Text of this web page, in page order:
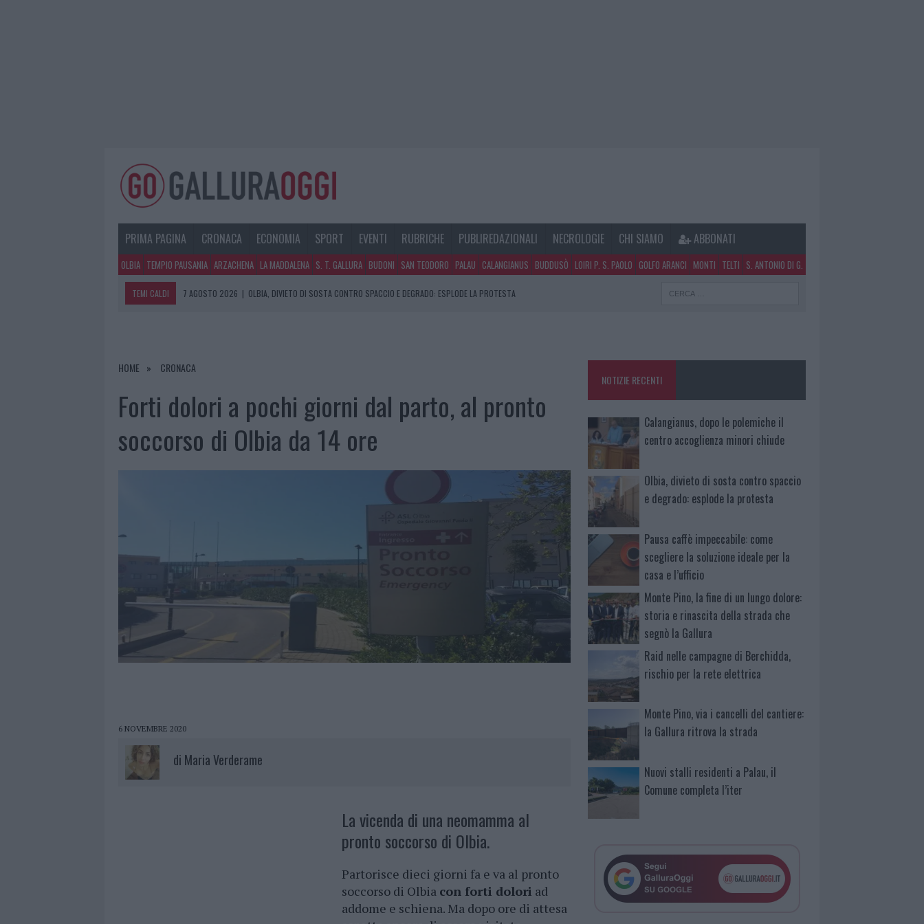
PRIMA PAGINA CRONACA ECONOMIA SPORT EVENTI RUBRICHE PUBLIREDAZIONALI NECROLOGIE CHI SIAMO ABBONATI
OLBIA TEMPIO PAUSANIA ARZACHENA LA MADDALENA S. T. GALLURA BUDONI SAN TEODORO PALAU CALANGIANUS BUDDUSÒ LOIRI P. S. PAOLO GOLFO ARANCI MONTI TELTI S. ANTONIO DI G.
TEMI CALDI 7 AGOSTO 2026 | OLBIA, DIVIETO DI SOSTA CONTRO SPACCIO E DEGRADO: ESPLODE LA PROTESTA
7 AGOSTO 2026
|
HOME CRONACA
Forti dolori a pochi giorni dal parto, al pronto
soccorso di Olbia da 14 ore
6 NOVEMBRE 2020
di Maria Verderame
La vicenda di una neomamma al
pronto soccorso di Olbia.
Partorisce dieci giorni fa e va al pronto
soccorso di Olbia con forti dolori ad
addome e schiena. Ma dopo ore di attesa
NOTIZIE RECENTI
Calangianus, dopo le polemiche il
centro accoglienza minori chiude
Olbia, divieto di sosta contro spaccio
e degrado: esplode la protesta
Pausa caffè impeccabile: come
scegliere la soluzione ideale per la
casa e l’ufficio
Monte Pino, la fine di un lungo dolore:
storia e rinascita della strada che
segnò la Gallura
Raid nelle campagne di Berchidda,
rischio per la rete elettrica
Monte Pino, via i cancelli del cantiere:
la Gallura ritrova la strada
Nuovi stalli residenti a Palau, il
Comune completa l’iter